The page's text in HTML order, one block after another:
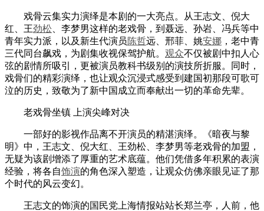
戏骨云集实力演绎是本剧的一大亮点。从王志文、倪大
红、王劲松 、李梦男这样的老戏骨，到聂远、孙岩、冯兵等中
青年实力派，以及新生代演员陈哲远、邢菲、姚安娜 ，老中青
三代同台飙戏，为剧集收视保驾护航。 观众不仅被剧中扣人心
弦的剧情所吸引，更被演员教科书级别的演技所折服。同时，
戏骨们的精彩演绎，也让观众沉浸式感受到建国初那段可歌可
泣的历史，致敬为了新中国成立而奉献出一切的革命先辈。
老戏骨坐镇 上演尖峰对决
一部好的影视作品离不开演员的精湛演绎。《暗夜与黎
明》中，王志文、倪大红、王劲松、李梦男等老戏骨的加盟，
无疑为该剧增添了厚重的艺术底蕴。他们凭借多年积累的表演
经验，将各自饰演的角色深入塑造，让观众仿佛亲眼见证了那
个时代的风云变幻。
王志文的饰演的国民党上海情报站站长郑兰亭，人前，他